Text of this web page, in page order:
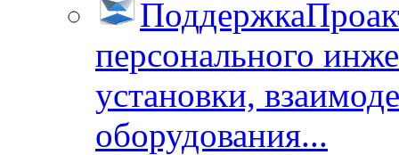
Поддержка
персонального
установки,
оборудования...